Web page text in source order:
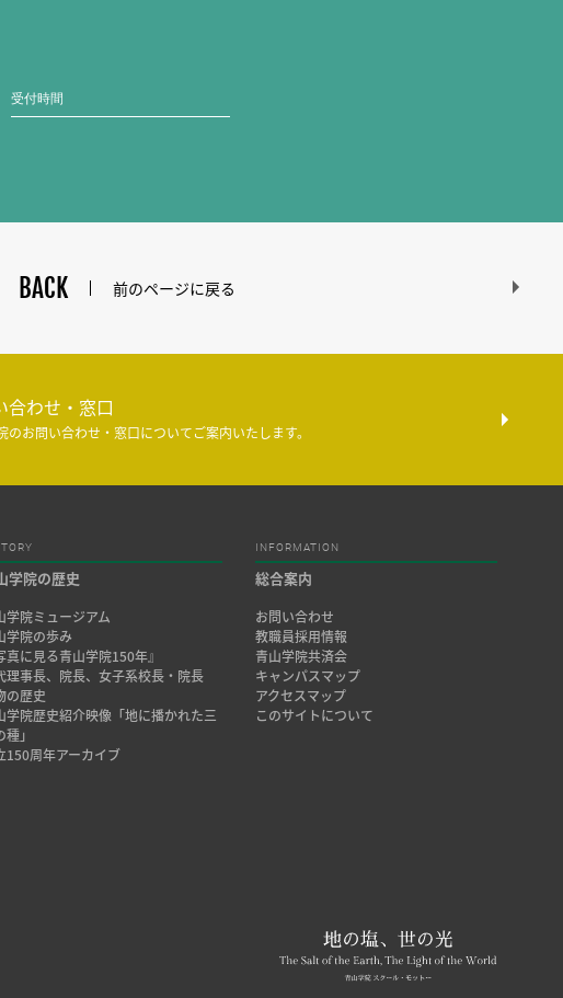
受付時間
BACK 前のページに戻る
合わせ・窓口
のお問い合わせ・窓口についてご案内いたします。
学院の歴史
学院ミュージアム
学院の歩み
真に見る青山学院150年』
理事長、院長、女子系校長・院長
の歴史
学院歴史紹介映像「地に播かれた三
」
150周年アーカイブ
INFORMATION
総合案内
お問い合わせ
教職員採用情報
青山学院共済会
キャンパスマップ
アクセスマップ
このサイトについて